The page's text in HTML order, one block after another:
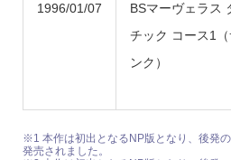
1996/01/07
BSマーヴェラス
チック コース1（
ンク）
※1 本作は初出となるNP版となり、後発
発売されました。